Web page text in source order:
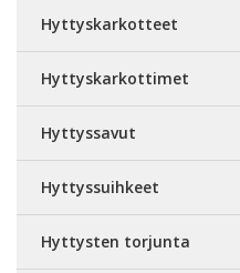
Hyttyskarkotteet
Hyttyskarkottimet
Hyttyssavut
Hyttyssuihkeet
Hyttysten torjunta